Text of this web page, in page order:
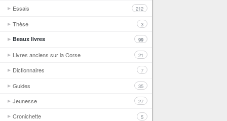
Essais 212
Thèse 3
Beaux livres 99
Livres anciens sur la Corse 21
Dictionnaires 7
Guides 35
Jeunesse 27
Cronichette 5